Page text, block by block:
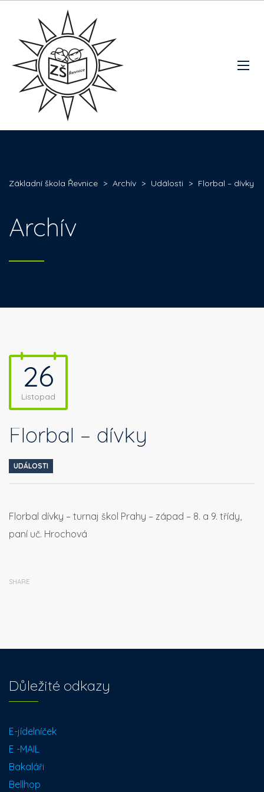
Základní škola Řevnice > Archív > Události > Florbal – dívky
Archív
26
Listopad
Florbal – dívky
UDÁLOSTI
Florbal dívky – turnaj škol Prahy – západ – 8. a 9. třídy,
paní uč. Hrochová
SHARE
Důležité odkazy
E-jídelníček
E -MAIL
Bakaláři
Bellhop